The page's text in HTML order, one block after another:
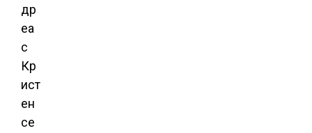
др
еа
с
Кр
ист
ен
се